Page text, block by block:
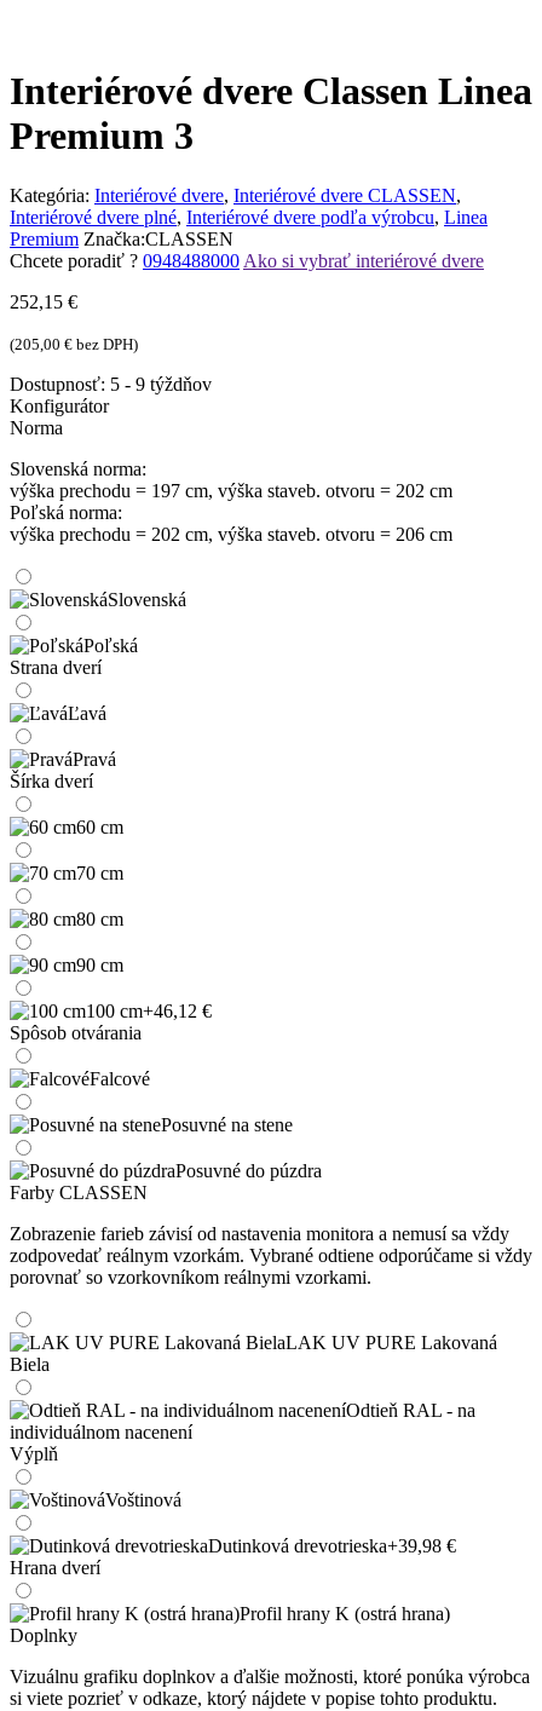
Interiérové dvere Classen Linea
Premium 3
Kategória: Interiérové dvere, Interiérové dvere CLASSEN,
Interiérové dvere plné, Interiérové dvere podľa výrobcu, Linea
Premium Značka:CLASSEN
Chcete poradiť ? 0948488000 Ako si vybrať interiérové dvere
252,15 €
(205,00 € bez DPH)
Dostupnosť: 5 - 9 týždňov
Konfigurátor
Norma
Slovenská norma:
výška prechodu = 197 cm, výška staveb. otvoru = 202 cm
Poľská norma:
výška prechodu = 202 cm, výška staveb. otvoru = 206 cm
Slovenská
Poľská
Strana dverí
Ľavá
Pravá
Šírka dverí
60 cm
70 cm
80 cm
90 cm
100 cm+46,12 €
Spôsob otvárania
Falcové
Posuvné na stene
Posuvné do púzdra
Farby CLASSEN
Zobrazenie farieb závisí od nastavenia monitora a nemusí sa vždy
zodpovedať reálnym vzorkám. Vybrané odtiene odporúčame si vždy
porovnať so vzorkovníkom reálnymi vzorkami.
LAK UV PURE Lakovaná
Biela
Odtieň RAL - na
individuálnom nacenení
Výplň
Voštinová
Dutinková drevotrieska+39,98 €
Hrana dverí
Profil hrany K (ostrá hrana)
Doplnky
Vizuálnu grafiku doplnkov a ďalšie možnosti, ktoré ponúka výrobca
si viete pozrieť v odkaze, ktorý nájdete v popise tohto produktu.